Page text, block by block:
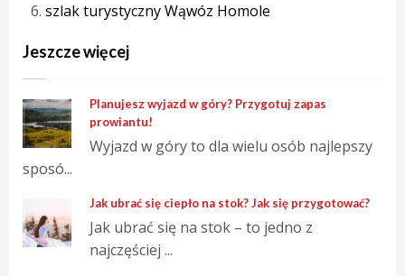
szlak turystyczny Wąwóz Homole
Jeszcze więcej
Planujesz wyjazd w góry? Przygotuj zapas
prowiantu!
Wyjazd w góry to dla wielu osób najlepszy
sposó...
Jak ubrać się ciepło na stok? Jak się przygotować?
Jak ubrać się na stok – to jedno z
najczęściej ...